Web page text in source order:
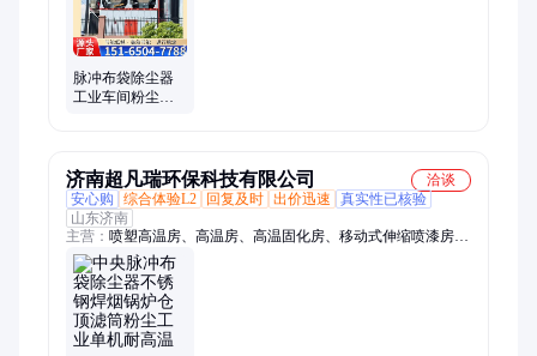
脉冲布袋除尘器
工业车间粉尘处
济南超凡瑞环保科技有限公司
洽谈
安心购
综合体验L2 回复及时 出价迅速
真实性已核验
山东济南
主营： 喷塑高温房、高温房、高温固化房、移动式伸缩喷漆房、
脉冲布袋除尘器设备、移动伸缩房、移动喷漆房、脉冲布袋除尘
器、布袋除尘器、工业烤箱、高温烘干房